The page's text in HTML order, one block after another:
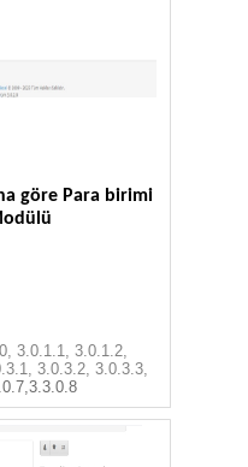
göre Para birimi
3.0.1.1, 3.0.1.2,
3.0.3.2, 3.0.3.3,